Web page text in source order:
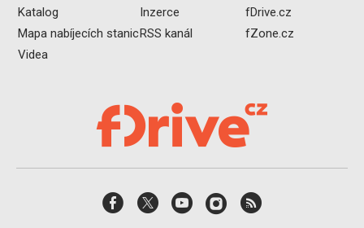
Katalog
Mapa nabíjecích stanic
Videa
Inzerce
RSS kanál
fDrive.cz
fZone.cz